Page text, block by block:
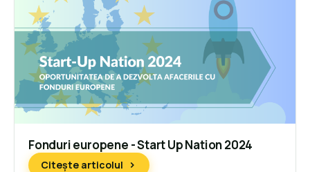
Fonduri europene - Start Up Nation 2024
Citește articolul